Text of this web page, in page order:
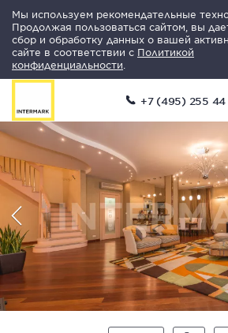
Мы используем рекомендательные
Продолжая пользоваться сайтом, вы
сбор и обработку данных о вашей
сайте в соответствии с Политикой
конфиденциальности
+7 (495) 255 44